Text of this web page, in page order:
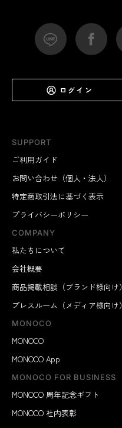
SUPPORT
ご利用ガイド
お問い合わせ（個人・法人）
特定商取引法に基づく表示
プライバシーポリシー
COMPANY
私たちについて
会社概要
商品掲載相談（ブランド様向け）
プレスルーム（メディア様向け）
MONOCO
MONOCO
MONOCO App
MONOCO FOR BUSINESS
MONOCO 周年記念ギフト
MONOCO 社内表彰
ログイン